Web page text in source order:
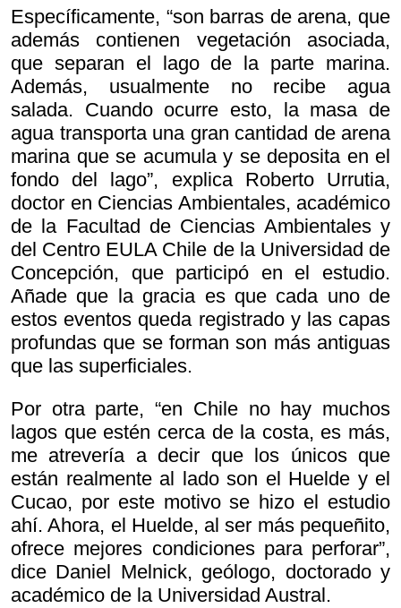
Específicamente, “son barras de arena, que
además contienen vegetación asociada,
que separan el lago de la parte marina.
Además, usualmente no recibe agua
salada. Cuando ocurre esto, la masa de
agua transporta una gran cantidad de arena
marina que se acumula y se deposita en el
fondo del lago”, explica Roberto Urrutia,
doctor en Ciencias Ambientales, académico
de la Facultad de Ciencias Ambientales y
del Centro EULA Chile de la Universidad de
Concepción, que participó en el estudio.
Añade que la gracia es que cada uno de
estos eventos queda registrado y las capas
profundas que se forman son más antiguas
que las superficiales.
Por otra parte, “en Chile no hay muchos
lagos que estén cerca de la costa, es más,
me atrevería a decir que los únicos que
están realmente al lado son el Huelde y el
Cucao, por este motivo se hizo el estudio
ahí. Ahora, el Huelde, al ser más pequeñito,
ofrece mejores condiciones para perforar”,
dice Daniel Melnick, geólogo, doctorado y
académico de la Universidad Austral.